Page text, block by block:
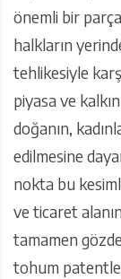
önemli bir
halkların
tehlikesiyle
piyasa ve
doğanın,
edilmesine
nokta bu
ve ticaret
tamamen
tohum